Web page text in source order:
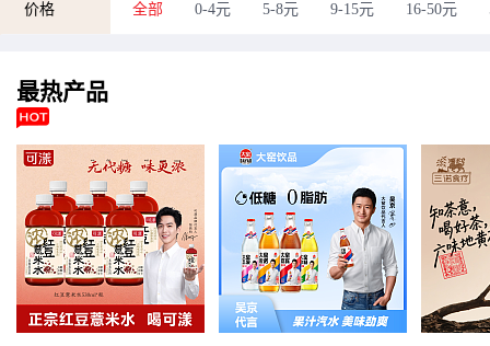
价格 全部 0-4元 5-8元 9-15元 16-50元
最热产品